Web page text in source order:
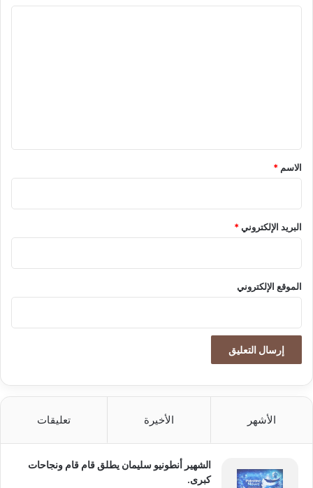
ن
ح
و
م
ة
*
الاسم *
البريد الإلكتروني*
الموقع الإلكتروني
الأشهر الأخيرة تعليقات
الشهير أنطونيو سليمان يطلق قام قام ونجاحات
كبرى.